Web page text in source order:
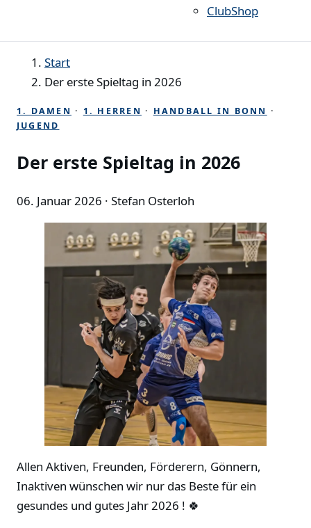
ClubShop
Start
Der erste Spieltag in 2026
1. DAMEN · 1. HERREN · HANDBALL IN BONN ·
JUGEND
Der erste Spieltag in 2026
06. Januar 2026 · Stefan Osterloh
Allen Aktiven, Freunden, Förderern, Gönnern,
Inaktiven wünschen wir nur das Beste für ein
gesundes und gutes Jahr 2026 ! 🍀